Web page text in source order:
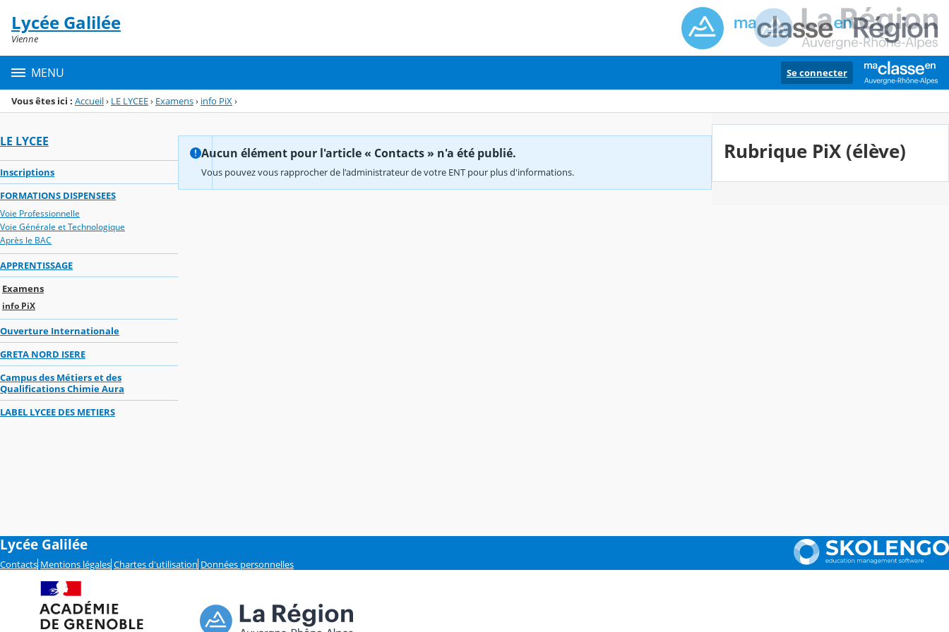
Menu de la rubrique
Contenu
Lycée Galilée
Vienne
MENU Se connecter
Vous êtes ici : Accueil› LE LYCEE› Examens› info PiX›
LE LYCEE
Inscriptions
FORMATIONS DISPENSEES
Voie Professionnelle
Voie Générale et Technologique
Après le BAC
APPRENTISSAGE
Examens
info PiX
Ouverture Internationale
GRETA NORD ISERE
Campus des Métiers et des
Qualifications Chimie Aura
LABEL LYCEE DES METIERS
Aucun élément pour l'article « Contacts » n'a été publié.
Vous pouvez vous rapprocher de l'administrateur de votre ENT pour plus d'informations.
Rubrique PiX (élève)
Lycée Galilée
Contacts Mentions légales Chartes d'utilisation Données personnelles